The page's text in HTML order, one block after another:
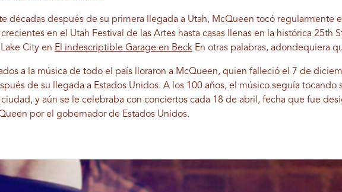
décadas después de su primera llegada a Utah, McQueen tocó regularmente
en el Utah Festival de las Artes hasta casas llenas en la histórica 25th
City en El indescriptible Garage en BeckEn otras palabras, adondequiera
a la música de todo el país lloraron a McQueen, quien falleció el 7 de
de su llegada a Estados Unidos. A los 100 años, el músico seguía tocando
y aún se le celebraba con conciertos cada 18 de abril, fecha que fue
por el gobernador de Estados Unidos.